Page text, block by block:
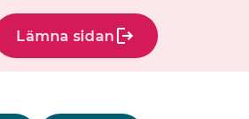
Lämna sidan